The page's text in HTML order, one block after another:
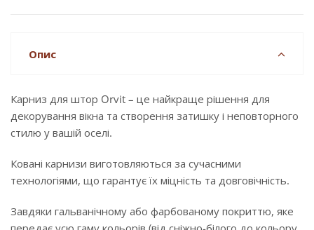
Опис
Карниз для штор Orvit – це найкраще рішення для
декорування вікна та створення затишку і неповторного
стилю у вашій оселі.
Ковані карнизи виготовляються за сучасними
технологіями, що гарантує їх міцність та довговічність.
Завдяки гальванічному або фарбованому покриттю, яке